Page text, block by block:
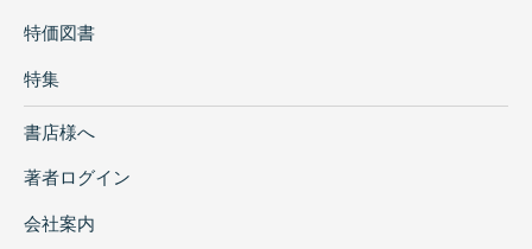
特価図書
特集
書店様へ
著者ログイン
会社案内